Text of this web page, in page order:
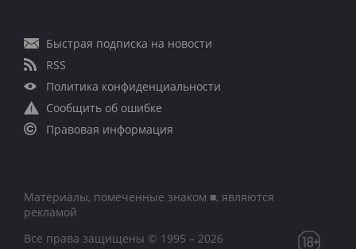
Быстрая подписка на новости
RSS
Политика конфиденциальности
Сообщить об ошибке
Правовая информация
Материалы, помеченные знаком ■, являются
рекламой
Все права защищены © 1995 – 2026